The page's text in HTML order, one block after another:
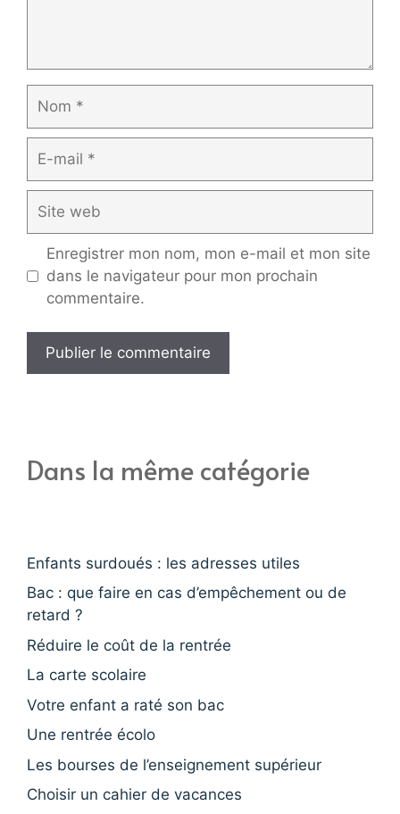
mail
web
Enregistrer mon nom, mon e-mail et mon site
dans le navigateur pour mon prochain
commentaire.
Dans la même catégorie
Enfants surdoués : les adresses utiles
Bac : que faire en cas d’empêchement ou de
retard ?
Réduire le coût de la rentrée
La carte scolaire
Votre enfant a raté son bac
Une rentrée écolo
Les bourses de l’enseignement supérieur
Choisir un cahier de vacances